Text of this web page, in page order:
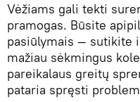
Vėžiams gali tekti
pramogas. Būsite
pasiūlymais — sutikite
mažiau sėkmingus
pareikalaus greitų
pataria spręsti